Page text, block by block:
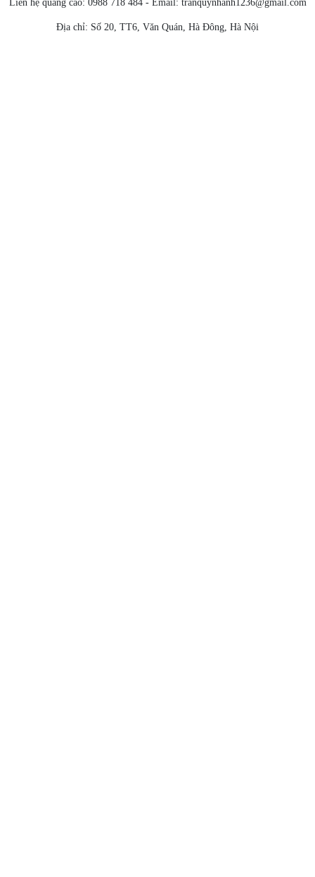
Liên hệ quảng cáo: 0988 718 484 - Email: tranquynhanh1236@gmail.com
Địa chỉ: Số 20, TT6, Văn Quán, Hà Đông, Hà Nội